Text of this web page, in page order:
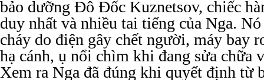
bảo dưỡng Đô Đốc Kuznetsov, chiếc
duy nhất và nhiều tai tiếng của Nga.
cháy do điện gây chết người, máy bay
hạ cánh, ụ nổi chìm khi đang sửa chữa
Xem ra Nga đã đúng khi quyết định từ